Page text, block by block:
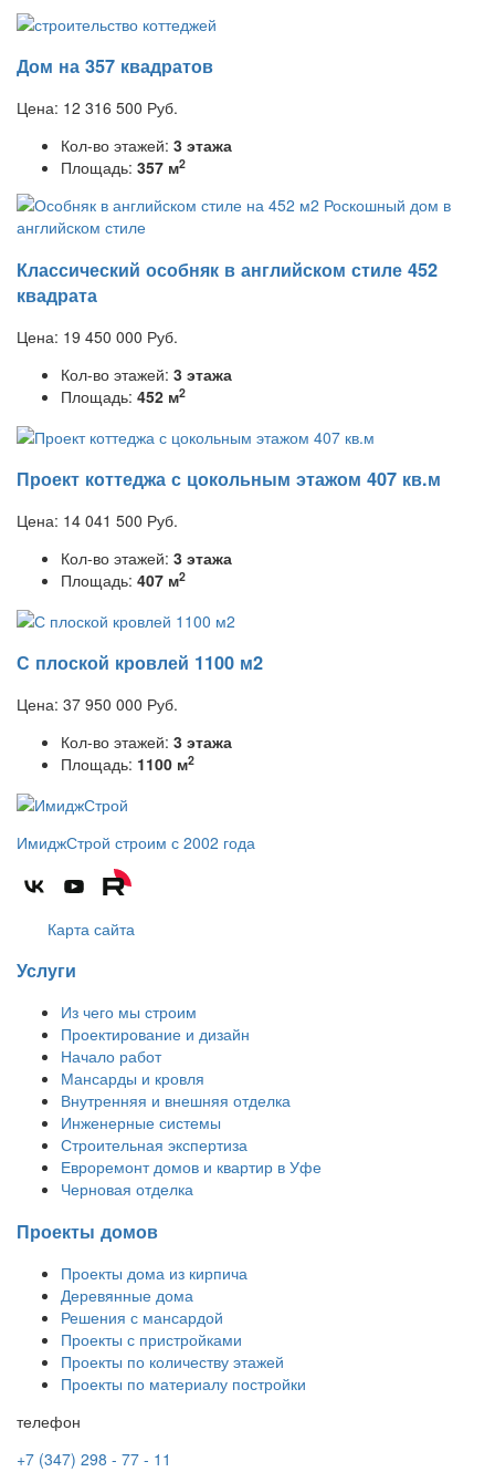
Дом на 357 квадратов
Цена: 12 316 500 Руб.
Кол-во этажей: 3 этажа
Площадь: 357 м2
Классический особняк в английском стиле 452
квадрата
Цена: 19 450 000 Руб.
Кол-во этажей: 3 этажа
Площадь: 452 м2
Проект коттеджа с цокольным этажом 407 кв.м
Цена: 14 041 500 Руб.
Кол-во этажей: 3 этажа
Площадь: 407 м2
С плоской кровлей 1100 м2
Цена: 37 950 000 Руб.
Кол-во этажей: 3 этажа
Площадь: 1100 м2
ИмиджСтрой строим с 2002 года
Карта сайта
Услуги
Из чего мы строим
Проектирование и дизайн
Начало работ
Мансарды и кровля
Внутренняя и внешняя отделка
Инженерные системы
Строительная экспертиза
Евроремонт домов и квартир в Уфе
Черновая отделка
Проекты домов
Проекты дома из кирпича
Деревянные дома
Решения с мансардой
Проекты с пристройками
Проекты по количеству этажей
Проекты по материалу постройки
телефон
+7 (347) 298 - 77 - 11